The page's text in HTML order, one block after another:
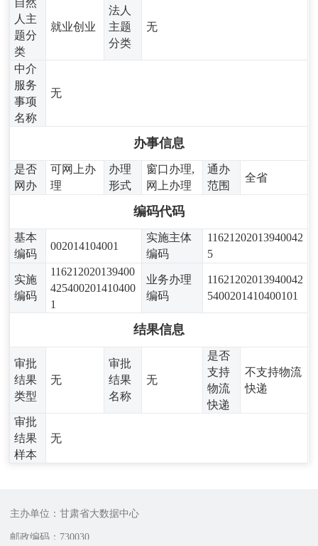
人主
题分
类
就业创业
法人
主题
分类
无
中介
服务
事项
名称
无
办事信息
是否
网办
可网上办
理
办理
形式
窗口办理,
网上办理
通办
范围
全省
编码代码
基本
编码
002014104001
实施主体
编码
11621202013940042
5
实施
编码
116212020139400
425400201410400
1
业务办理
编码
11621202013940042
5400201410400101
结果信息
审批
结果
类型
无
审批
结果
名称
无
是否
支持
物流
快递
不支持物流
快递
审批
结果
样本
无
主办单位：甘肃省大数据中心
邮政编码：730030